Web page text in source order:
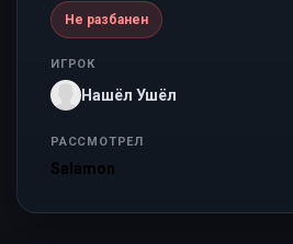
Не разбанен
ИГРОК
Нашёл Ушёл
РАССМОТРЕЛ
Salamon